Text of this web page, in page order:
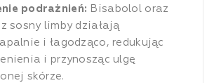
podrażnień: Bisabolol oraz
sosny limby działają
i łagodząco, redukując
i przynosząc ulgę
skórze.